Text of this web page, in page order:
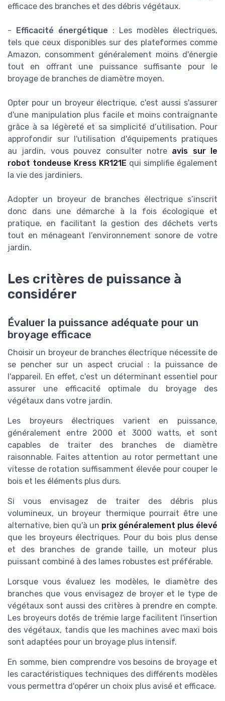
efficace des branches et des débris végétaux.
- Efficacité énergétique : Les modèles électriques,
tels que ceux disponibles sur des plateformes comme
Amazon, consomment généralement moins d'énergie
tout en offrant une puissance suffisante pour le
broyage de branches de diamètre moyen.
Opter pour un broyeur électrique, c'est aussi s'assurer
d'une manipulation plus facile et moins contraignante
grâce à sa légèreté et sa simplicité d’utilisation. Pour
approfondir sur l'utilisation d'équipements pratiques
au jardin, vous pouvez consulter notre avis sur le
robot tondeuse Kress KR121E qui simplifie également
la vie des jardiniers.
Adopter un broyeur de branches électrique s’inscrit
donc dans une démarche à la fois écologique et
pratique, en facilitant la gestion des déchets verts
tout en ménageant l’environnement sonore de votre
jardin.
Les critères de puissance à
considérer
Évaluer la puissance adéquate pour un
broyage efficace
Choisir un broyeur de branches électrique nécessite de
se pencher sur un aspect crucial : la puissance de
l'appareil. En effet, c'est un déterminant essentiel pour
assurer une efficacité optimale du broyage des
végétaux dans votre jardin.
Les broyeurs électriques varient en puissance,
généralement entre 2000 et 3000 watts, et sont
capables de traiter des branches de diamètre
raisonnable. Faites attention au rotor permettant une
vitesse de rotation suffisamment élevée pour couper le
bois et les éléments plus durs.
Si vous envisagez de traiter des débris plus
volumineux, un broyeur thermique pourrait être une
alternative, bien qu'à un prix généralement plus élevé
que les broyeurs électriques. Pour du bois plus dense
et des branches de grande taille, un moteur plus
puissant combiné à des lames robustes est préférable.
Lorsque vous évaluez les modèles, le diamètre des
branches que vous envisagez de broyer et le type de
végétaux sont aussi des critères à prendre en compte.
Les broyeurs dotés de trémie large facilitent l'insertion
des végétaux, tandis que les machines avec maxi bois
sont adaptées pour un broyage plus intensif.
En somme, bien comprendre vos besoins de broyage et
les caractéristiques techniques des différents modèles
vous permettra d'opérer un choix plus avisé et efficace.